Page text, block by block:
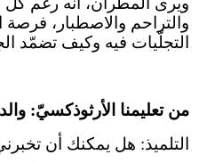
والتراحم والاصطبار،
التجلّيات فيه وكيف تضمّد
من تعليمنا الأرثوذكسيّ:
التلميذ: هل يمكنك أن